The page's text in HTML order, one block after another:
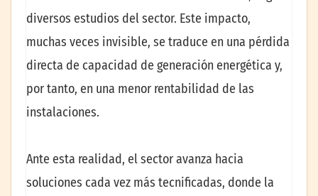
diversos estudios del sector. Este impacto,
muchas veces invisible, se traduce en una pérdida
directa de capacidad de generación energética y,
por tanto, en una menor rentabilidad de las
instalaciones.
Ante esta realidad, el sector avanza hacia
soluciones cada vez más tecnificadas, donde la